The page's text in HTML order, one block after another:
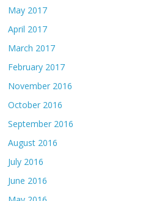
May 2017
April 2017
March 2017
February 2017
November 2016
October 2016
September 2016
August 2016
July 2016
June 2016